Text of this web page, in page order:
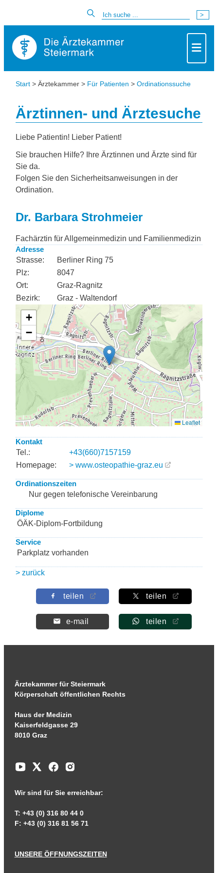
Start > Ärztekammer > Für Patienten > Ordinationssuche
Ärztinnen- und Ärztesuche
Liebe Patientin! Lieber Patient!
Sie brauchen Hilfe? Ihre Ärztinnen und Ärzte sind für
Sie da.
Folgen Sie den Sicherheitsanweisungen in der
Ordination.
Dr. Barbara Strohmeier
Fachärztin für Allgemeinmedizin und Familienmedizin
Adresse
Strasse:
Berliner Ring 75
Plz:
8047
Ort:
Graz-Ragnitz
Bezirk:
Graz - Waltendorf
Kontakt
Tel.:
+43(660)7157159
Homepage:
> www.osteopathie-graz.eu
Ordinationszeiten
Nur gegen telefonische Vereinbarung
Diplome
ÖÄK-Diplom-Fortbildung
Service
Parkplatz vorhanden
> zurück
teilen teilen
e-mail teilen
Ärztekammer für Steiermark
Körperschaft öffentlichen Rechts
Haus der Medizin
Kaiserfeldgasse 29
8010 Graz
Wir sind für Sie erreichbar:
T: +43 (0) 316 80 44 0
F: +43 (0) 316 81 56 71
UNSERE ÖFFNUNGSZEITEN